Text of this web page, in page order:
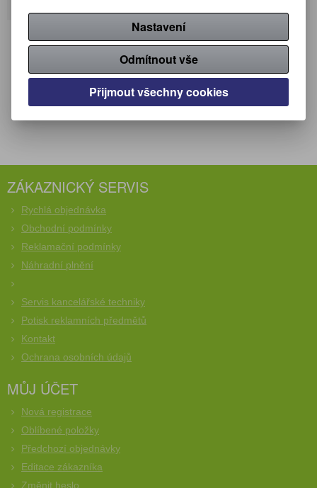
Ultratenké dámské vložky Ria ultra poskytují spolehlivou
každodenní ochranu. Díky extra savému jádru, které
přemění tekutinu na gel zajišťují dokonalou absorpci a
elegantní potisk dodávají pocit jemnosti a pohodlí.
Varianta Odour Neutraliser navíc pohlcuje zápach, čímž
zajistí maximální diskrétnost.
ZÁKAZNICKÝ SERVIS
Rychlá objednávka
Obchodní podmínky
Reklamační podmínky
Náhradní plnění
Servis kancelářské techniky
Potisk reklamních předmětů
Kontakt
Ochrana osobních údajů
MŮJ ÚČET
Nová registrace
Oblíbené položky
Předchozí objednávky
Editace zákazníka
Změnit heslo
Nastavení
Odmítnout vše
Přijmout všechny cookies